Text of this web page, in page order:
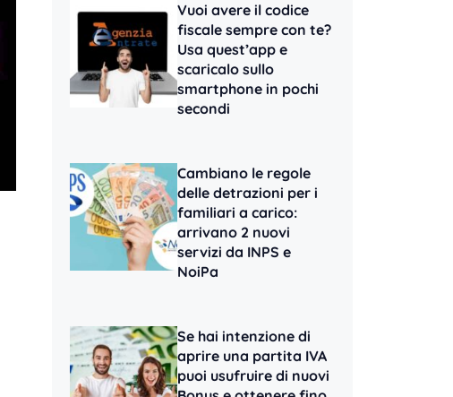
Vuoi avere il codice
fiscale sempre con te?
Usa quest’app e
scaricalo sullo
smartphone in pochi
secondi
Cambiano le regole
delle detrazioni per i
familiari a carico:
arrivano 2 nuovi
servizi da INPS e
NoiPa
Se hai intenzione di
aprire una partita IVA
puoi usufruire di nuovi